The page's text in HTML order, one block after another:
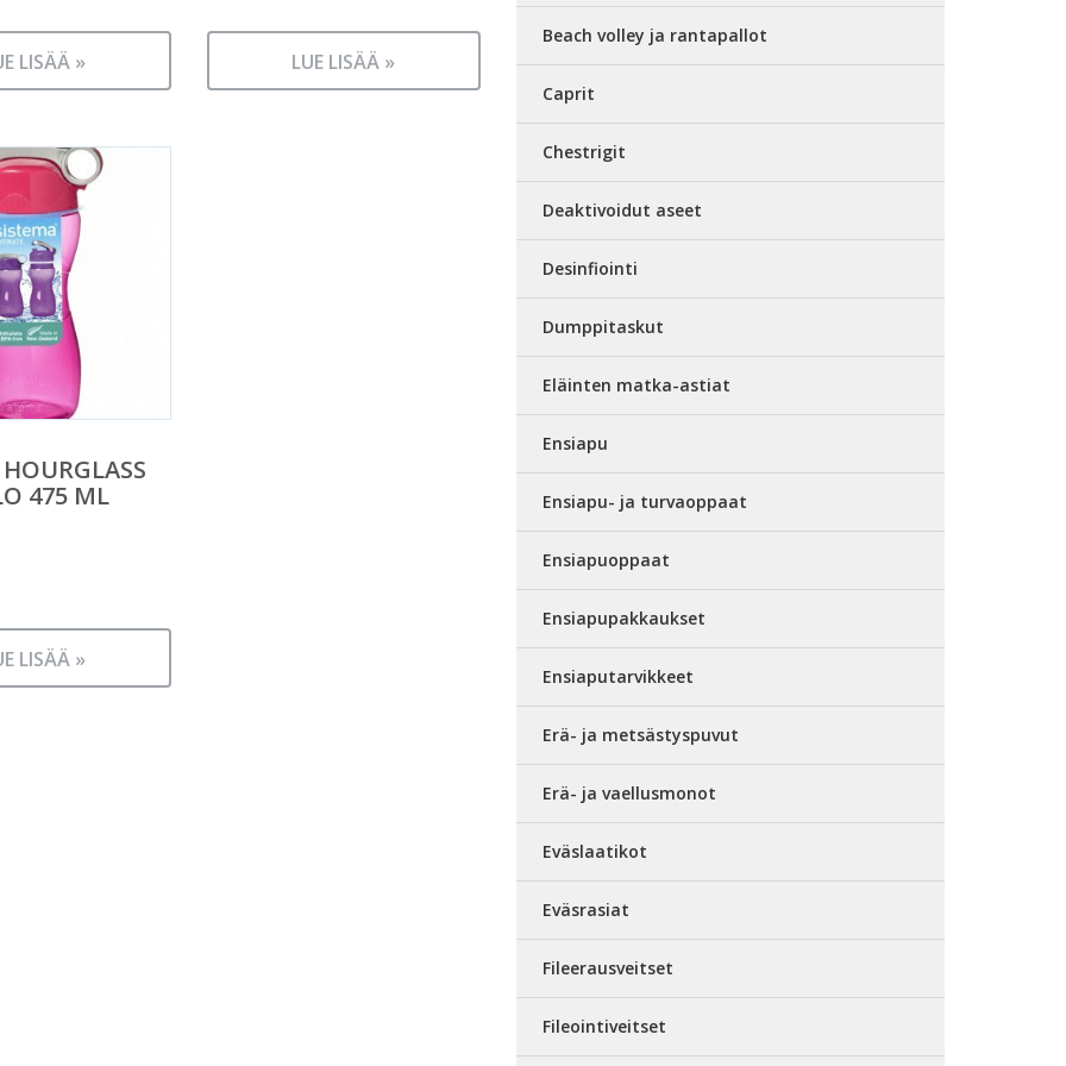
LISÄÄ » LUE LISÄÄ »
475 ML
LISÄÄ »
Beach volley ja rantapallot
Caprit
Chestrigit
Deaktivoidut aseet
Desinfiointi
Dumppitaskut
Eläinten matka-astiat
Ensiapu
Ensiapu- ja turvaoppaat
Ensiapuoppaat
Ensiapupakkaukset
Ensiaputarvikkeet
Erä- ja metsästyspuvut
Erä- ja vaellusmonot
Eväslaatikot
Eväsrasiat
Fileerausveitset
Fileointiveitset